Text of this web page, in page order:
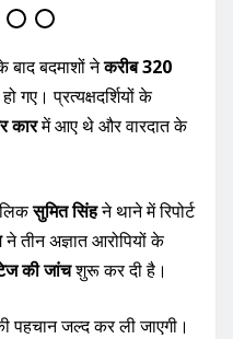
गए। प्रत्यक्षदर्शियों के
सुमित सिंहने थाने में रिपोर्ट
पहचान जल्द कर ली जाएगी।
कुछ महीनों सेहाईवे और